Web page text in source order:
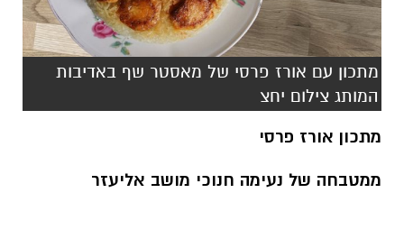
מתכון עם אורז פרסי של מאסטר שף באדיבות
המותג צילום יחצ
מתכון אורז פרסי
ממטבחה של נעימה חנוכי מושב אליעזר